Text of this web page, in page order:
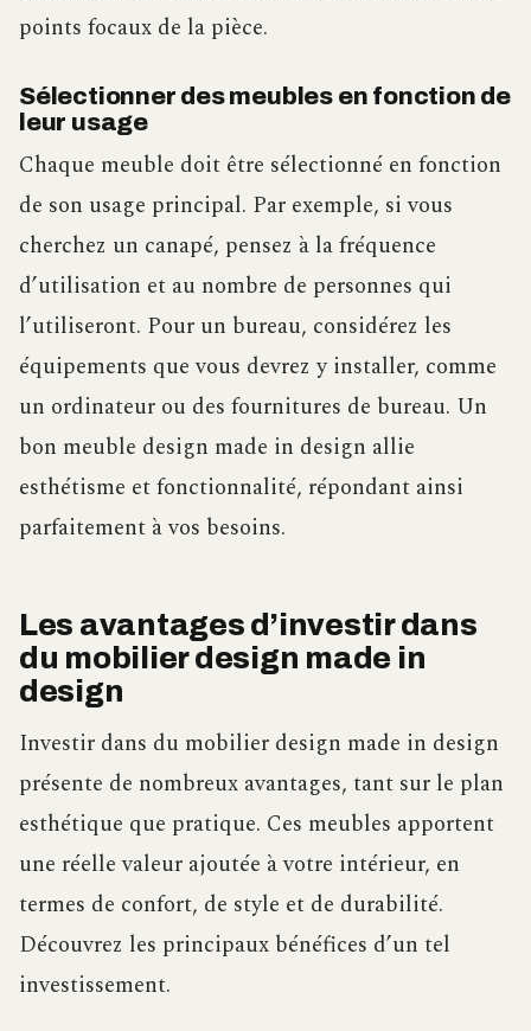
points focaux de la pièce.
Sélectionner des meubles en fonction de
leur usage
Chaque meuble doit être sélectionné en fonction
de son usage principal. Par exemple, si vous
cherchez un canapé, pensez à la fréquence
d’utilisation et au nombre de personnes qui
l’utiliseront. Pour un bureau, considérez les
équipements que vous devrez y installer, comme
un ordinateur ou des fournitures de bureau. Un
bon meuble design made in design allie
esthétisme et fonctionnalité, répondant ainsi
parfaitement à vos besoins.
Les avantages d’investir dans
du mobilier design made in
design
Investir dans du mobilier design made in design
présente de nombreux avantages, tant sur le plan
esthétique que pratique. Ces meubles apportent
une réelle valeur ajoutée à votre intérieur, en
termes de confort, de style et de durabilité.
Découvrez les principaux bénéfices d’un tel
investissement.